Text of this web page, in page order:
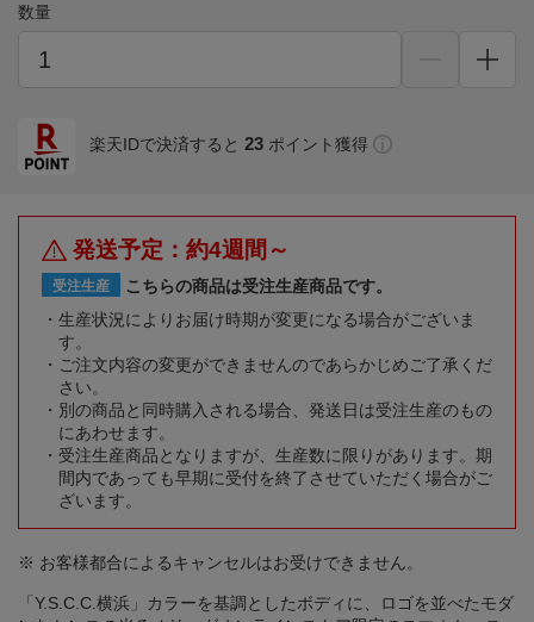
数量
楽天IDで決済すると 23 ポイント獲得
発送予定：約4週間～
受注生産
こちらの商品は受注生産商品です。
生産状況によりお届け時期が変更になる場合がございま
す。
ご注文内容の変更ができませんのであらかじめご了承くだ
さい。
別の商品と同時購入される場合、発送日は受注生産のもの
にあわせます。
受注生産商品となりますが、生産数に限りがあります。期
間内であっても早期に受付を終了させていただく場合がご
ざいます。
※ お客様都合によるキャンセルはお受けできません。
「Y.S.C.C.横浜」カラーを基調としたボディに、ロゴを並べたモダ